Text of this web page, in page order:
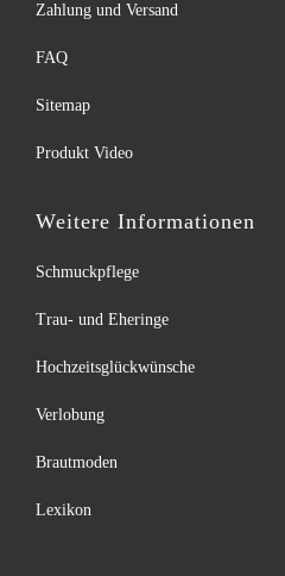
Zahlung und Versand
FAQ
Sitemap
Produkt Video
Weitere Informationen
Schmuckpflege
Trau- und Eheringe
Hochzeitsglückwünsche
Verlobung
Brautmoden
Lexikon